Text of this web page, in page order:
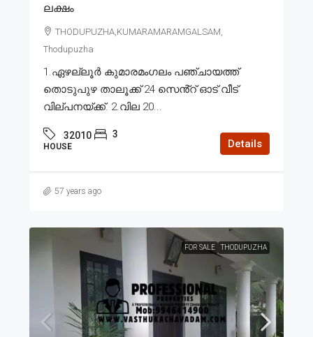
ലക്ഷം
THODUPUZHA,KUMARAMARAMGALSAM,
Thodupuzha
1.ഏഴല്ലൂർ കുമാരമംഗലം പഞ്ചായത്ത്
തൊടുപുഴ താലൂക്ക് 24 സെൻ്റ് ഓട് വീട്
വില്പനയ്ക്ക്. 2.വില 20...
32010 3
HOUSE Details
57 years ago
FOR SALE THODUPUZHA